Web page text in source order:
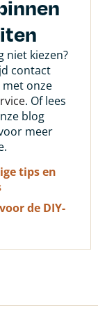
niet kiezen?
contact
onze
. Of lees
blog
meer
tips en
de DIY-